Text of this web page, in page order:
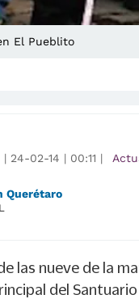
El Pueblito
| 24-02-14 | 00:11 |
Querétaro
las nueve de la
del